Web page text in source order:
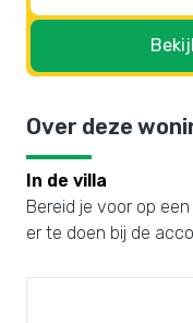
Over deze
In de villa
Bereid je voor op
er te doen bij de